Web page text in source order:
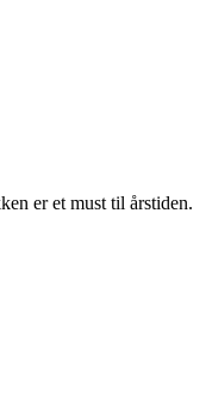
er et must til årstiden.